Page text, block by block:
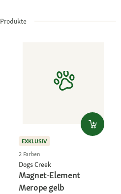
Produkte
EXKLUSIV
2 Farben
Dogs Creek
Magnet-Element
Merope gelb